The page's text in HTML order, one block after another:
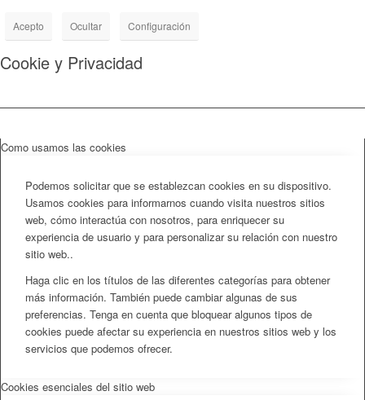
Acepto Ocultar Configuración
Cookie y Privacidad
Como usamos las cookies
Podemos solicitar que se establezcan cookies en su dispositivo.
Usamos cookies para informarnos cuando visita nuestros sitios
web, cómo interactúa con nosotros, para enriquecer su
experiencia de usuario y para personalizar su relación con nuestro
sitio web..
Haga clic en los títulos de las diferentes categorías para obtener
más información. También puede cambiar algunas de sus
preferencias. Tenga en cuenta que bloquear algunos tipos de
cookies puede afectar su experiencia en nuestros sitios web y los
servicios que podemos ofrecer.
Cookies esenciales del sitio web